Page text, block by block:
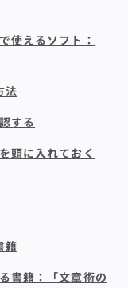
使えるソフト：
法
する
頭に入れておく
籍
書籍：「文章術の